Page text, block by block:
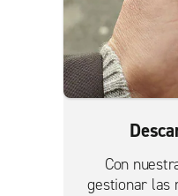
Con
gestionar las